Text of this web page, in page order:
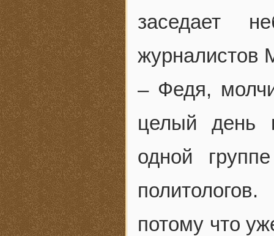
заседает
журналистов
– Федя,
целый день
одной
потому что